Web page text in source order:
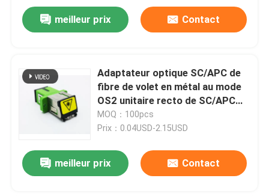
meilleur prix Contact
Adaptateur optique SC/APC de
fibre de volet en métal au mode
OS2 unitaire recto de SC/APC
avec la bride
MOQ：100pcs
Prix：0.04USD-2.15USD
meilleur prix Contact